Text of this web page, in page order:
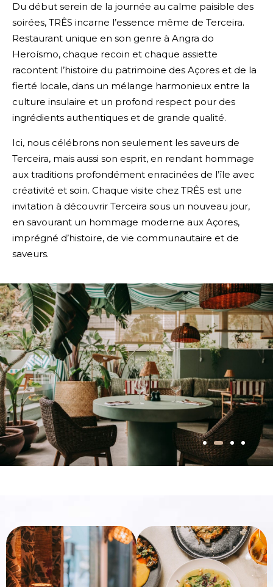
Du début serein de la journée au calme paisible des
soirées, TRÊS incarne l’essence même de Terceira.
Restaurant unique en son genre à Angra do
Heroísmo, chaque recoin et chaque assiette
racontent l’histoire du patrimoine des Açores et de la
fierté locale, dans un mélange harmonieux entre la
culture insulaire et un profond respect pour des
ingrédients authentiques et de grande qualité.
Ici, nous célébrons non seulement les saveurs de
Terceira, mais aussi son esprit, en rendant hommage
aux traditions profondément enracinées de l’île avec
créativité et soin. Chaque visite chez TRÊS est une
invitation à découvrir Terceira sous un nouveau jour,
en savourant un hommage moderne aux Açores,
imprégné d’histoire, de vie communautaire et de
saveurs.